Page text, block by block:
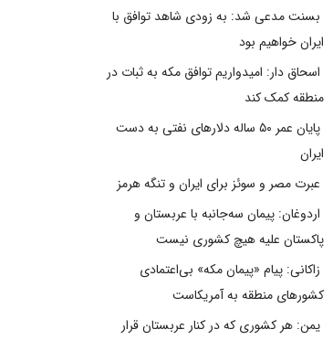
بسنت مدعی شد: به زودی شاهد توافق با
ایران خواهیم بود
اسحاق دار: امیدواریم توافق مکه به ثبات در
منطقه کمک کند
پایان عمر ۵۰ ساله دلارهای نفتی به دست
ایران
عبرت مصر و سوئز برای ایران و تنگه هرمز
اردوغان: پیمان سه‌جانبه با عربستان و
پاکستان علیه هیچ کشوری نیست
زاکانی: پیام «پیمان مکه» بی‌اعتمادی
کشورهای منطقه به آمریکاست
یمن: هر کشوری که در کنار عربستان قرار